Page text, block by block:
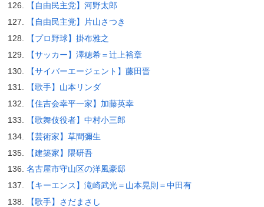
【自由民主党】河野太郎
【自由民主党】片山さつき
【プロ野球】掛布雅之
【サッカー】澤穂希＝辻上裕章
【サイバーエージェント】藤田晋
【歌手】山本リンダ
【住吉会幸平一家】加藤英幸
【歌舞伎役者】中村小三郎
【芸術家】草間彌生
【建築家】隈研吾
名古屋市守山区の洋風豪邸
【キーエンス】滝崎武光＝山本晃則＝中田有
【歌手】さだまさし